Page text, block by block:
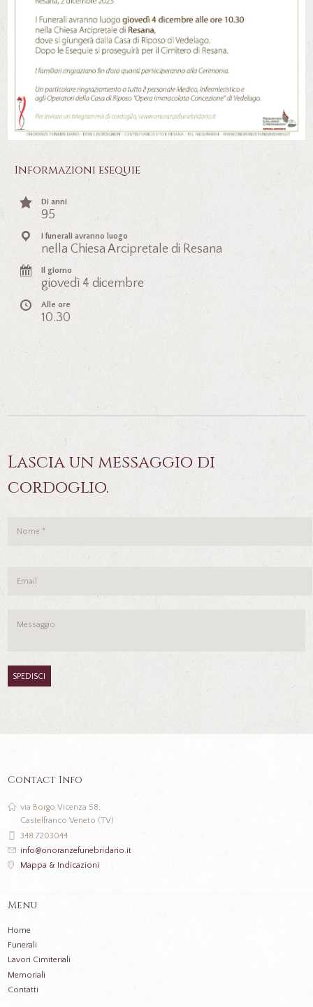
Informazioni esequie
Di anni
95
I funerali avranno luogo
nella Chiesa Arcipretale di Resana
Il giorno
giovedì 4 dicembre
Alle ore
10.30
Lascia un messaggio di
cordoglio.
Contact Info
via Borgo Vicenza 58,
Castelfranco Veneto (TV)
348 7203044
info@onoranzefunebridario.it
Mappa & Indicazioni
Menu
Home
Funerali
Lavori Cimiteriali
Memoriali
Contatti